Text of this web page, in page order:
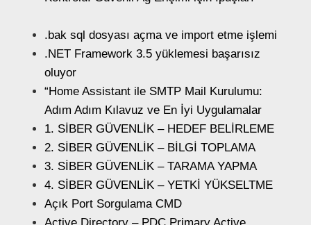
.bak sql dosyası açma ve import etme işlemi
.NET Framework 3.5 yüklemesi başarısız
oluyor
“Home Assistant ile SMTP Mail Kurulumu:
Adım Adım Kılavuz ve En İyi Uygulamalar
1. SİBER GÜVENLİK – HEDEF BELİRLEME
2. SİBER GÜVENLİK – BİLGİ TOPLAMA
3. SİBER GÜVENLİK – TARAMA YAPMA
4. SİBER GÜVENLİK – YETKİ YÜKSELTME
Açık Port Sorgulama CMD
Active Directory – PDC Primary Active